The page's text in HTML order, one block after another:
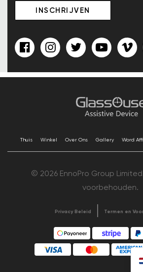
Thuis Winkel Over Ons Gallery Word
© 2026 EnnoPro Group
voorbehouden.
Privacy Beleid Termen en